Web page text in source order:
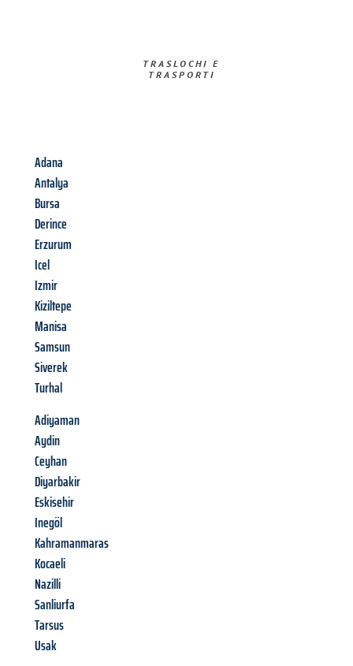
TRASLOCHI E
TRASPORTI​
Adana
Antalya
Bursa
Derince
Erzurum
Icel
Izmir
Kiziltepe
Manisa
Samsun
Siverek
Turhal
Adiyaman
Aydin
Ceyhan
Diyarbakir
Eskisehir
Inegöl
Kahramanmaras
Kocaeli
Nazilli
Sanliurfa
Tarsus
Usak